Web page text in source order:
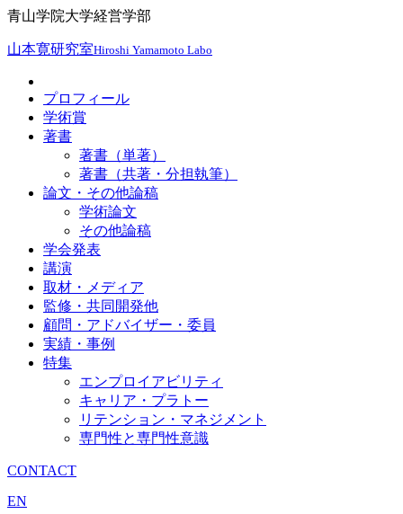
青山学院大学経営学部
山本寛研究室Hiroshi Yamamoto Labo
プロフィール
学術賞
著書
著書（単著）
著書（共著・分担執筆）
論文・その他論稿
学術論文
その他論稿
学会発表
講演
取材・メディア
監修・共同開発他
顧問・アドバイザー・委員
実績・事例
特集
エンプロイアビリティ
キャリア・プラトー
リテンション・マネジメント
専門性と専門性意識
CONTACT
EN